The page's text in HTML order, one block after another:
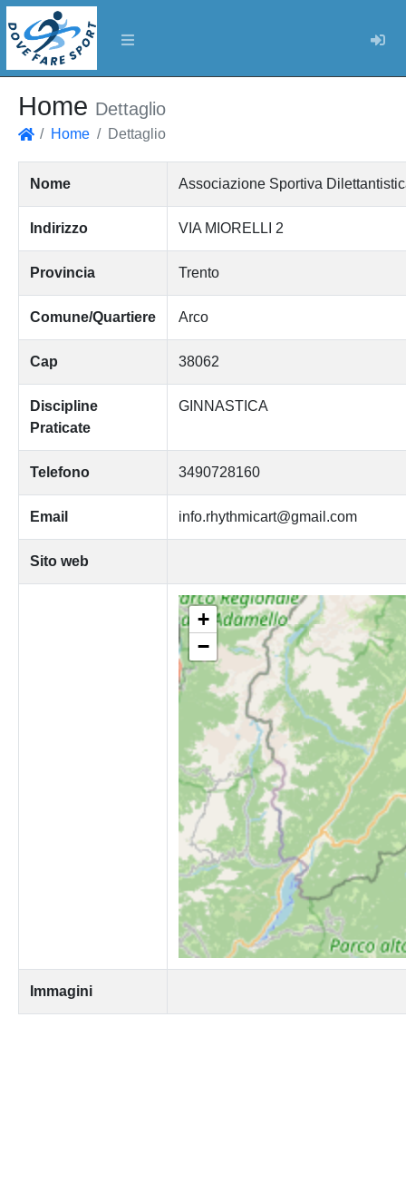
Home Dettaglio
Home Dettaglio
Nome Associazione Sportiva
Indirizzo VIA MIORELLI 2
Provincia Trento
Comune/Quartiere Arco
Cap 38062
Discipline
Praticate
GINNASTICA
Telefono 3490728160
Email info.rhythmicart@gmail.com
Sito web
+
−
Immagini